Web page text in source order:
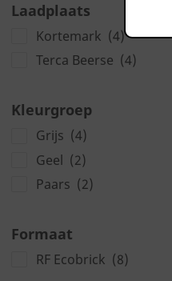
Laadplaats
Kortemark (4)
Terca Beerse (4)
Kleurgroep
Grijs (4)
Geel (2)
Paars (2)
Formaat
RF Ecobrick (8)